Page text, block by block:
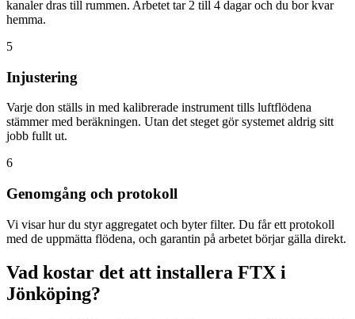
kanaler dras till rummen. Arbetet tar 2 till 4 dagar och du bor kvar
hemma.
5
Injustering
Varje don ställs in med kalibrerade instrument tills luftflödena
stämmer med beräkningen. Utan det steget gör systemet aldrig sitt
jobb fullt ut.
6
Genomgång och protokoll
Vi visar hur du styr aggregatet och byter filter. Du får ett protokoll
med de uppmätta flödena, och garantin på arbetet börjar gälla direkt.
Vad kostar det att installera FTX i
Jönköping?